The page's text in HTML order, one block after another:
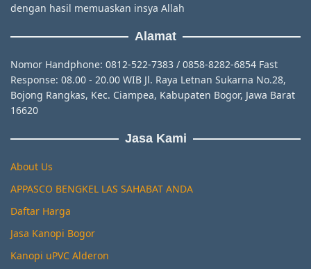
dengan hasil memuaskan insya Allah
Alamat
Nomor Handphone: 0812-522-7383 / 0858-8282-6854 Fast
Response: 08.00 - 20.00 WIB Jl. Raya Letnan Sukarna No.28,
Bojong Rangkas, Kec. Ciampea, Kabupaten Bogor, Jawa Barat
16620
Jasa Kami
About Us
APPASCO BENGKEL LAS SAHABAT ANDA
Daftar Harga
Jasa Kanopi Bogor
Kanopi uPVC Alderon